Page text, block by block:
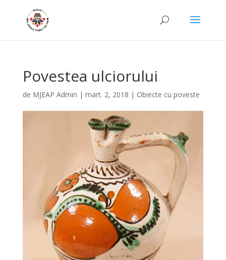
Povestea ulciorului
de MJEAP Admin | mart. 2, 2018 | Obiecte cu poveste